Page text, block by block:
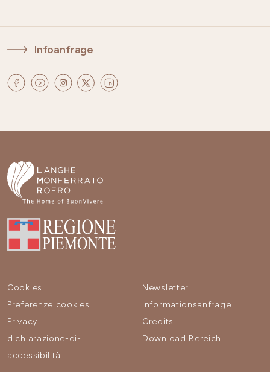
Infoanfrage
Cookies
Preferenze cookies
Privacy
dichiarazione-di-
accessibilità
Newsletter
Informationsanfrage
Credits
Download Bereich